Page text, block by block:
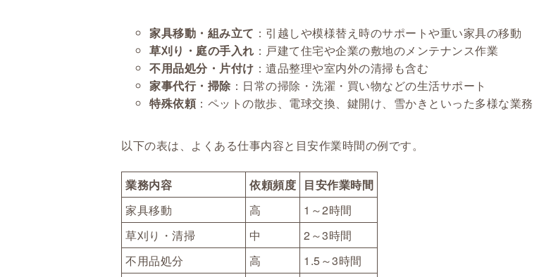
家具移動・組み立て ：引越しや模様替え時のサポートや重い家具の移動
草刈り・庭の手入れ ：戸建て住宅や企業の敷地のメンテナンス作業
不用品処分・片付け ：遺品整理や室内外の清掃も含む
家事代行・掃除 ：日常の掃除・洗濯・買い物などの生活サポート
特殊依頼 ：ペットの散歩、電球交換、鍵開け、雪かきといった多様な業務
以下の表は、よくある仕事内容と目安作業時間の例です。
業務内容 依頼頻度 目安作業時間
家具移動
高
1～2時間
草刈り・清掃
中
2～3時間
不用品処分
高
1.5～3時間